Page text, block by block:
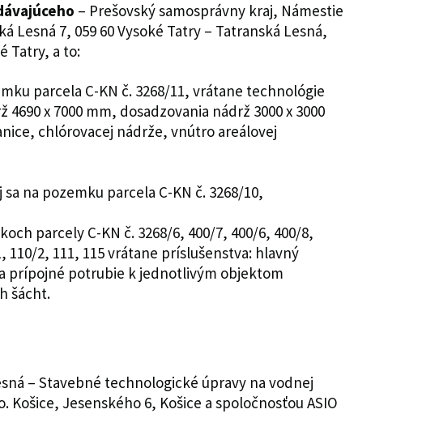
– Prešovský samosprávny kraj, Námestie
Lesná 7, 059 60 Vysoké Tatry – Tatranská Lesná,
Tatry, a to:
parcela C-KN č. 3268/11, vrátane technológie
x 7000 mm, dosadzovania nádrž 3000 x 3000
chlórovacej nádrže, vnútro areálovej
na pozemku parcela C-KN č. 3268/10,
parcely C-KN č. 3268/6, 400/7, 400/6, 400/8,
110/2, 111, 115 vrátane príslušenstva: hlavný
prípojné potrubie k jednotlivým objektom
šácht.
– Stavebné technologické úpravy na vodnej
Jesenského 6, Košice a spoločnosťou ASIO